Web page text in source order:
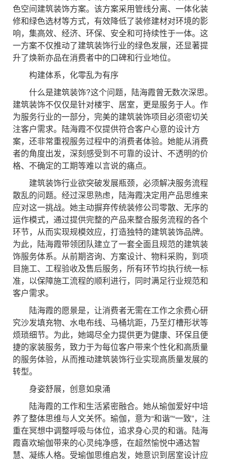
色空间建筑装饰方案。该方案采用管线分离、一体化装
修和绿色选材等方式，有效降低了装修建材对环境的影
响，集高效、经济、环保、安全和可持续性于一体。这
一方案不仅推动了建筑装饰行业的绿色发展，还显著提
升了焕新亦品在消费者中的口碑和行业地位。
构建体系，化零乱为有序
什么是建筑装饰?这个问题，陆海霞曾无数次深思。
建筑装饰不仅仅是针对楼宇、居室，更是服务于人。作
为服务行业的一部分，完美的建筑装饰项目必须密切关
注客户需求。陆海霞不仅提供符合客户心意的设计方
案，还非常重视服务过程中的消费者体验。她能从消费
者的角度出发，深刻感受到不可靠的设计、不透明的价
格、不确定的工期等难以言说的痛点。
建筑装饰行业欲突破发展瓶颈，必须解决服务流程
散乱的问题。经过深思熟虑，陆海霞决定用产品思维来
应对这一挑战。她主动摒弃传统装修公司零散、无序的
运作模式，通过提供完整的产品来整合服务流程的各个
环节，从而实现规模效应，打造独特的建筑装饰品牌。
为此，陆海霞带领团队建立了一套全面且规范的建筑装
饰服务体系。从前期咨询、方案设计、物料采购，到项
目施工、工程验收及售后服务，所有环节均执行统一标
准，以保障施工流程的顺利进行，同时满足行业规范和
客户需求。
陆海霞的愿景是，让消费者无需在工作之余费心研
究沙发填充物、水电布线、马桶坑距，乃至灯槽形状等
烦琐细节。为此，她竭尽全力提供更为健康、环保且便
捷的家装服务，致力于为每位客户带来个性化和高质量
的服务体验，从而推动建筑装饰行业实现高质量发展的
转型。
身姿舒展，创意如泉涌
陆海霞的工作和生活紧密融合。她从瑜伽爱好中培
养了整体思维与人文关怀。瑜伽，意为“和谐”“一致”，注
重在冥想中调整呼吸与体位，追求身心灵的和谐。陆海
霞喜欢瑜伽带来的心灵纯净感，在超然愉悦中通达智
慧、凝练人格。受瑜伽思维启发，她意识到居室设计应